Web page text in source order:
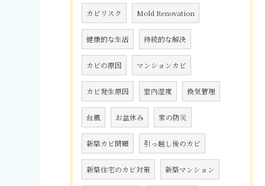
カビリスク Mold Renovation
健康的な生活 持続的な解決
カビの原因 マンションカビ
カビ発生原因 室内湿度 換気管理
台風 お盆休み 家の防災
新築カビ問題 引っ越し後のカビ
新築住宅のカビ対策 新築マンション